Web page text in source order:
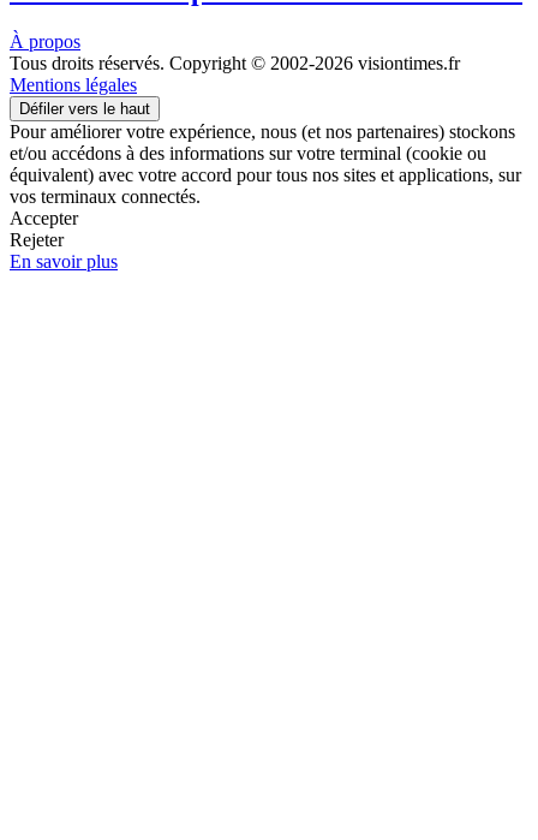
À propos
Tous droits réservés. Copyright © 2002-2026 visiontimes.fr
Mentions légales
Défiler vers le haut
Pour améliorer votre expérience, nous (et nos partenaires) stockons
et/ou accédons à des informations sur votre terminal (cookie ou
équivalent) avec votre accord pour tous nos sites et applications, sur
vos terminaux connectés.
Accepter
Rejeter
En savoir plus